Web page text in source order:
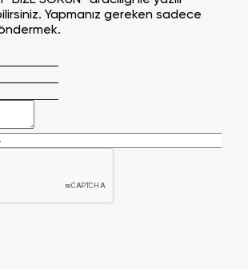
Yapmanız gereken sadece